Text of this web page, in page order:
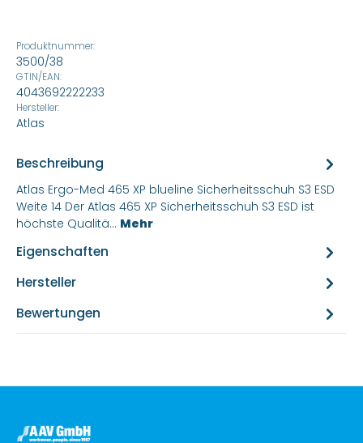
Produktnummer:
3500/38
GTIN/EAN:
4043692222233
Hersteller:
Atlas
Beschreibung
Atlas Ergo-Med 465 XP blueline Sicherheitsschuh S3 ESD
Weite 14 Der Atlas 465 XP Sicherheitsschuh S3 ESD ist
höchste Qualitä… Mehr
Eigenschaften
Hersteller
Bewertungen